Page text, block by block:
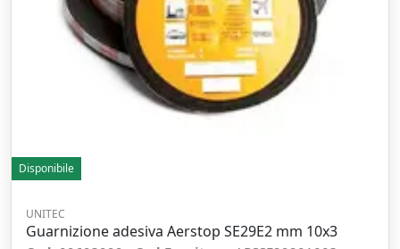
Disponibile
UNITEC
Guarnizione adesiva Aerstop SE29E2 mm 10x3